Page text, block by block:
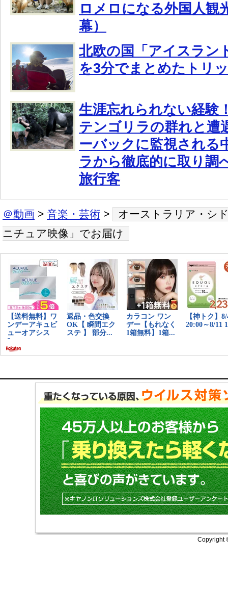
ロメロになる外国人観
幕）
北欧の国「アイスラン
を3分でまとめたトリ
生涯忘れられない経験
テンゴリラの群れと遭
ーバックに監視される
ラから徹底的に取り調
旅行客
＠動画 > 音楽・芸術 >
オーストラリア・シ
ニチュア映像」でお届け
Copyright